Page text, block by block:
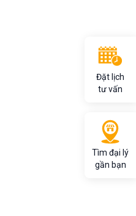
Đặt lịch
tư vấn
Tìm đại lý
gần bạn